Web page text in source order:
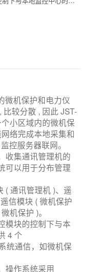
用 windows 操作系统，
不单记录各种动作数据，
行。数据监控软件与图像
年 365 天，连续运行。
告警信息的开关站的画
及时处理。而且可以拨
只要运行标准浏览器就
接入互联网，拥有相应
监控中心，保证安全运
，支持现有的各种办公
的开发接口，容易嵌入
供接口，可以与设备管
行数据。
微机保护和电力仪
较分散 , 因此 JST-
小区域内的微机保
络完成本地采集和
控服务器联网。
收集通讯管理机的
可以用于分布管理
( 通讯管理机 )、遥
信模块 ( 微机保护
机保护 )。
模块的控制下与本
4 个
统通信，如微机保
操作系统采用